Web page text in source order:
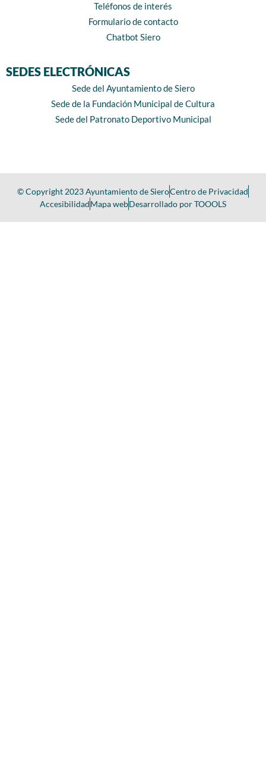
Teléfonos de interés
Formulario de contacto
Chatbot Siero
SEDES ELECTRÓNICAS
Sede del Ayuntamiento de Siero
Sede de la Fundación Municipal de Cultura
Sede del Patronato Deportivo Municipal
© Copyright 2023 Ayuntamiento de SieroCentro de Privacidad
AccesibilidadMapa webDesarrollado por TOOOLS